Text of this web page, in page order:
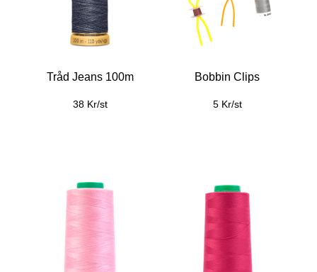
Tråd Jeans 100m
38 Kr/st
Bobbin Clips
5 Kr/st